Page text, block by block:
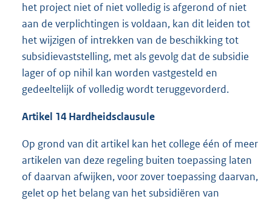
het project niet of niet volledig is afgerond of niet
aan de verplichtingen is voldaan, kan dit leiden tot
het wijzigen of intrekken van de beschikking tot
subsidievaststelling, met als gevolg dat de subsidie
lager of op nihil kan worden vastgesteld en
gedeeltelijk of volledig wordt teruggevorderd.
Artikel 14 Hardheidsclausule
Op grond van dit artikel kan het college één of meer
artikelen van deze regeling buiten toepassing laten
of daarvan afwijken, voor zover toepassing daarvan,
gelet op het belang van het subsidiëren van